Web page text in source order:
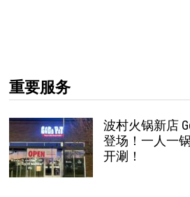
重要服务
波村火锅新店
登场！一人一
开涮！